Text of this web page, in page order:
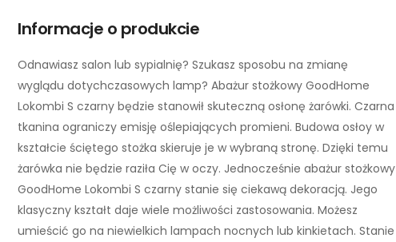
Informacje o produkcie
Odnawiasz salon lub sypialnię? Szukasz sposobu na zmianę
wyglądu dotychczasowych lamp? Abażur stożkowy GoodHome
Lokombi S czarny będzie stanowił skuteczną osłonę żarówki. Czarna
tkanina ograniczy emisję oślepiających promieni. Budowa osłoy w
kształcie ściętego stożka skieruje je w wybraną stronę. Dzięki temu
żarówka nie będzie raziła Cię w oczy. Jednocześnie abażur stożkowy
GoodHome Lokombi S czarny stanie się ciekawą dekoracją. Jego
klasyczny kształt daje wiele możliwości zastosowania. Możesz
umieścić go na niewielkich lampach nocnych lub kinkietach. Stanie